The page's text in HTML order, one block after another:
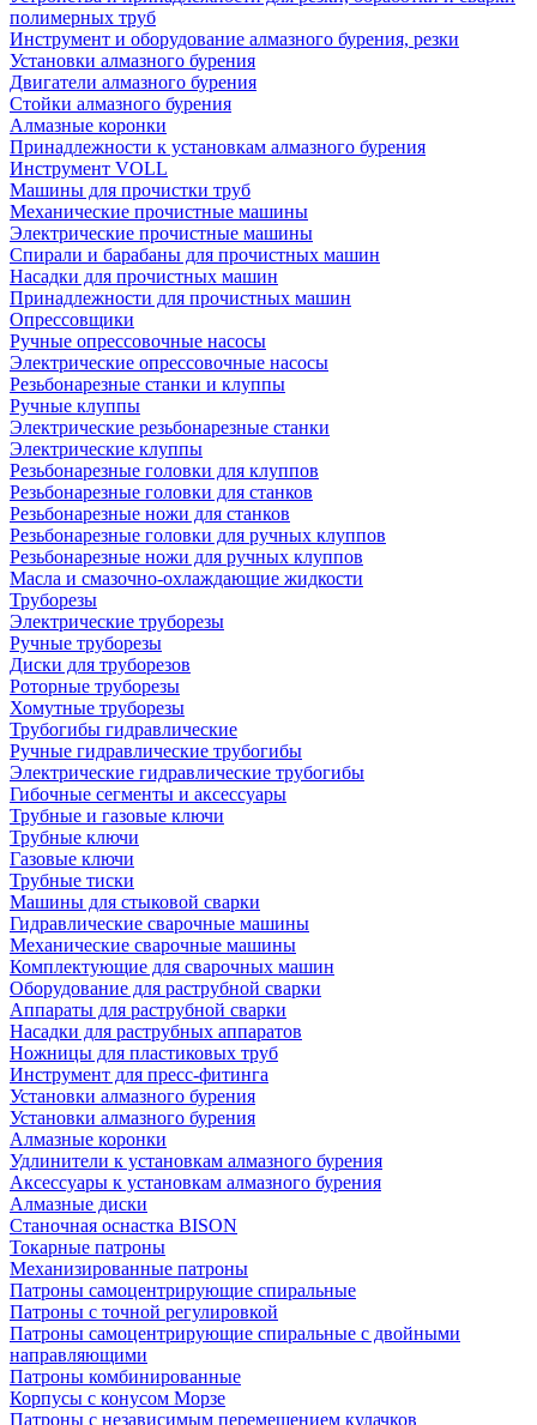
полимерных труб
Инструмент и оборудование алмазного бурения, резки
Установки алмазного бурения
Двигатели алмазного бурения
Стойки алмазного бурения
Алмазные коронки
Принадлежности к установкам алмазного бурения
Инструмент VOLL
Машины для прочистки труб
Механические прочистные машины
Электрические прочистные машины
Спирали и барабаны для прочистных машин
Насадки для прочистных машин
Принадлежности для прочистных машин
Опрессовщики
Ручные опрессовочные насосы
Электрические опрессовочные насосы
Резьбонарезные станки и клуппы
Ручные клуппы
Электрические резьбонарезные станки
Электрические клуппы
Резьбонарезные головки для клуппов
Резьбонарезные головки для станков
Резьбонарезные ножи для станков
Резьбонарезные головки для ручных клуппов
Резьбонарезные ножи для ручных клуппов
Масла и смазочно-охлаждающие жидкости
Труборезы
Электрические труборезы
Ручные труборезы
Диски для труборезов
Роторные труборезы
Хомутные труборезы
Трубогибы гидравлические
Ручные гидравлические трубогибы
Электрические гидравлические трубогибы
Гибочные сегменты и аксессуары
Трубные и газовые ключи
Трубные ключи
Газовые ключи
Трубные тиски
Машины для стыковой сварки
Гидравлические сварочные машины
Механические сварочные машины
Комплектующие для сварочных машин
Оборудование для раструбной сварки
Аппараты для раструбной сварки
Насадки для раструбных аппаратов
Ножницы для пластиковых труб
Инструмент для пресс-фитинга
Установки алмазного бурения
Установки алмазного бурения
Алмазные коронки
Удлинители к установкам алмазного бурения
Аксессуары к установкам алмазного бурения
Алмазные диски
Станочная оснастка BISON
Токарные патроны
Механизированные патроны
Патроны самоцентрирующие спиральные
Патроны с точной регулировкой
Патроны самоцентрирующие спиральные с двойными
направляющими
Патроны комбинированные
Корпусы с конусом Морзе
Патроны с независимым перемещением кулачков